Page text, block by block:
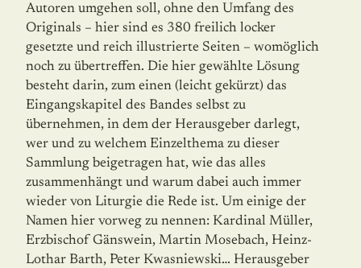
Autoren umgehen soll, ohne den Umfang des
Originals – hier sind es 380 freilich locker
gesetzte und reich illustrierte Seiten – womöglich
noch zu übertreffen. Die hier gewählte Lösung
besteht darin, zum einen (leicht gekürzt) das
Eingangskapitel des Bandes selbst zu
übernehmen, in dem der Herausgeber darlegt,
wer und zu welchem Einzelthema zu dieser
Sammlung beigetragen hat, wie das alles
zusammenhängt und warum dabei auch immer
wieder von Liturgie die Rede ist. Um einige der
Namen hier vorweg zu nennen: Kardinal Müller,
Erzbischof Gänswein, Martin Mosebach, Heinz-
Lothar Barth, Peter Kwasniewski… Herausgeber